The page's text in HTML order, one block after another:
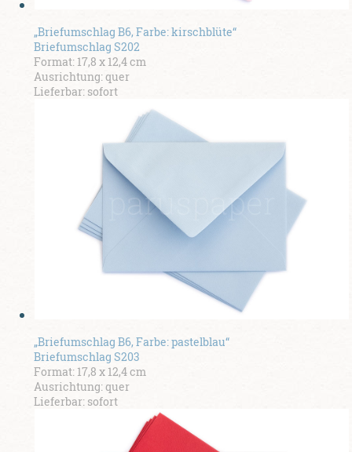
„Briefumschlag B6, Farbe: kirschblüte“
Briefumschlag S202
Format: 17,8 x 12,4 cm
Ausrichtung: quer
Lieferbar: sofort
„Briefumschlag B6, Farbe: pastelblau“
Briefumschlag S203
Format: 17,8 x 12,4 cm
Ausrichtung: quer
Lieferbar: sofort